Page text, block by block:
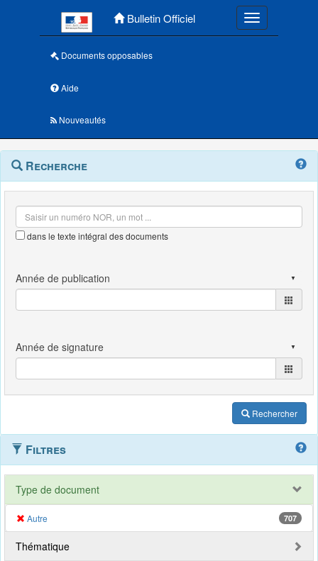
Bulletin Officiel Toggle
Documents opposables
Aide
Nouveautés
Navigation
outils
Menu
contextuel
Recherche
dans le texte intégral des documents
Rechercher
Filtres
Type de document
Autre 707
Thématique